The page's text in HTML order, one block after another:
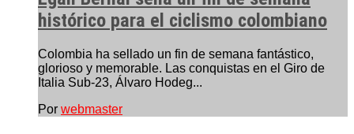
histórico para el ciclismo colombiano
Colombia ha sellado un fin de semana fantástico,
glorioso y memorable. Las conquistas en el Giro de
Italia Sub-23, Álvaro Hodeg...
Por webmaster